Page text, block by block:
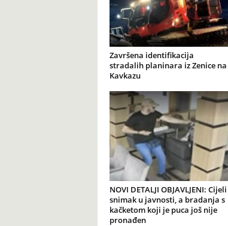
Završena identifikacija
stradalih planinara iz Zenice na
Kavkazu
NOVI DETALJI OBJAVLJENI: Cijeli
snimak u javnosti, a bradanja s
kačketom koji je puca još nije
pronađen